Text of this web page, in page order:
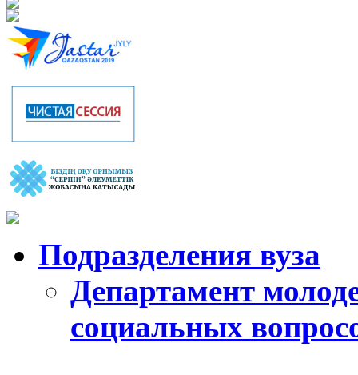
Подразделения вуза
Департамент
социальных